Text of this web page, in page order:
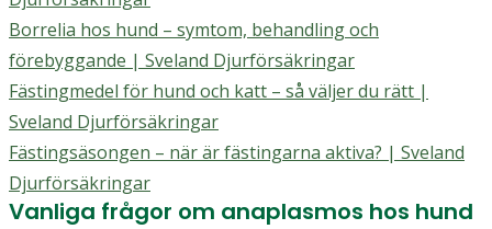
Borrelia hos hund – symtom, behandling och
förebyggande | Sveland Djurförsäkringar
Fästingmedel för hund och katt – så väljer du rätt |
Sveland Djurförsäkringar
Fästingsäsongen – när är fästingarna aktiva? | Sveland
Djurförsäkringar
Vanliga frågor om anaplasmos hos hund